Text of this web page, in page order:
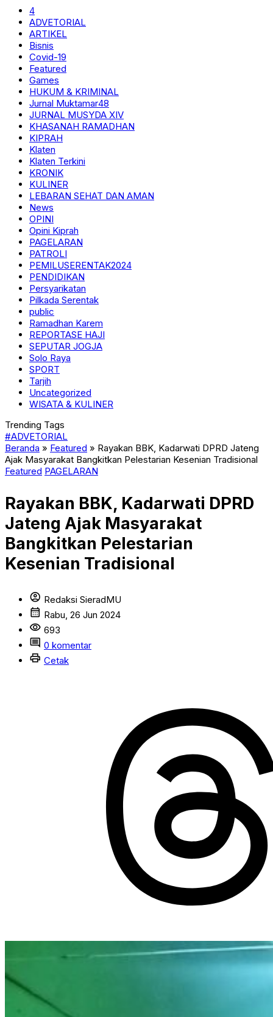
4
ADVETORIAL
ARTIKEL
Bisnis
Covid-19
Featured
Games
HUKUM & KRIMINAL
Jurnal Muktamar48
JURNAL MUSYDA XIV
KHASANAH RAMADHAN
KIPRAH
Klaten
Klaten Terkini
KRONIK
KULINER
LEBARAN SEHAT DAN AMAN
News
OPINI
Opini Kiprah
PAGELARAN
PATROLI
PEMILUSERENTAK2024
PENDIDIKAN
Persyarikatan
Pilkada Serentak
public
Ramadhan Karem
REPORTASE HAJI
SEPUTAR JOGJA
Solo Raya
SPORT
Tarjih
Uncategorized
WISATA & KULINER
Trending Tags
#ADVETORIAL
Beranda » Featured » Rayakan BBK, Kadarwati DPRD Jateng
Ajak Masyarakat Bangkitkan Pelestarian Kesenian Tradisional
Featured PAGELARAN
Rayakan BBK, Kadarwati DPRD
Jateng Ajak Masyarakat
Bangkitkan Pelestarian
Kesenian Tradisional
account_circle Redaksi SieradMU
calendar_month Rabu, 26 Jun 2024
visibility 693
comment 0 komentar
print Cetak